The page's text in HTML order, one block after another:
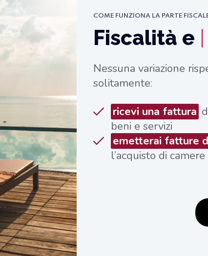
COME FUNZIONA LA PARTE
Fiscalità e
Nessuna variazione
solitamente:
ricevi una fattura
beni e servizi
emetterai fatture
l’acquisto di camere